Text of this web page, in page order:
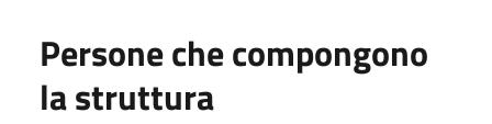
Persone che compongono
la struttura